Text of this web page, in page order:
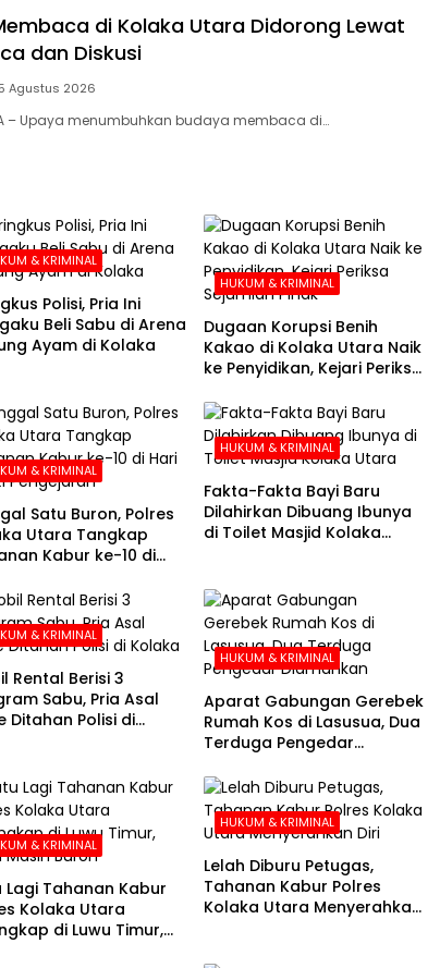
di Kolaka Utara Didorong Lewat
dan Diskusi
5 Agustus 2026
– Upaya menumbuhkan budaya membaca di…
& KRIMINAL
Polisi, Pria Ini
Beli Sabu di Arena
Ayam di Kolaka
HUKUM & KRIMINAL
Dugaan Korupsi Benih
Kakao di Kolaka Utara Naik
ke Penyidikan, Kejari Periksa
& KRIMINAL
Satu Buron, Polres
Utara Tangkap
Kabur ke-10 di
HUKUM & KRIMINAL
Fakta-Fakta Bayi Baru
Dilahirkan Dibuang Ibunya
di Toilet Masjid Kolaka
& KRIMINAL
Rental Berisi 3
Sabu, Pria Asal
Ditahan Polisi di
HUKUM & KRIMINAL
Aparat Gabungan Gerebek
Rumah Kos di Lasusua, Dua
Terduga Pengedar
& KRIMINAL
Lagi Tahanan Kabur
Kolaka Utara
di Luwu Timur,
HUKUM & KRIMINAL
Lelah Diburu Petugas,
Tahanan Kabur Polres
Kolaka Utara Menyerahkan